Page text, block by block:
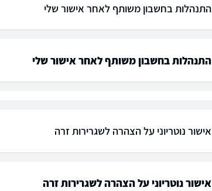
התנהלות בחשבון משותף לאחר אישור שלי
התנהלות בחשבון משותף לאחר אישור שלי
אישור נוטריוני על הצהרה לשגרירות זרה
אישור נוטריוני על הצהרה לשגרירות זרה